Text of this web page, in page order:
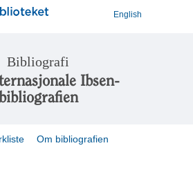
English
Bibliografi
Ibsen-
Om bibliografien